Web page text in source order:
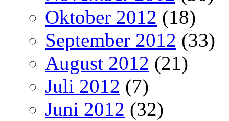
Oktober 2012 (18)
September 2012 (33)
August 2012 (21)
Juli 2012 (7)
Juni 2012 (32)